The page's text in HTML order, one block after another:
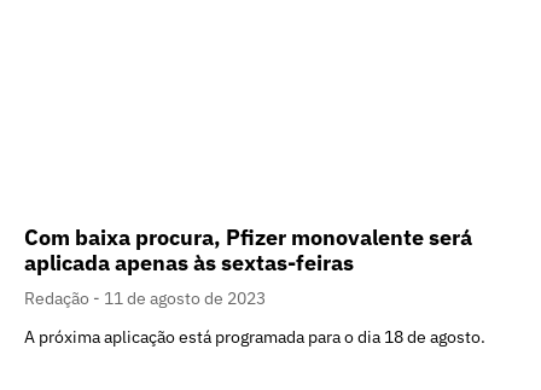
Com baixa procura, Pfizer monovalente será
aplicada apenas às sextas-feiras
Redação
11 de agosto de 2023
A próxima aplicação está programada para o dia 18 de agosto.